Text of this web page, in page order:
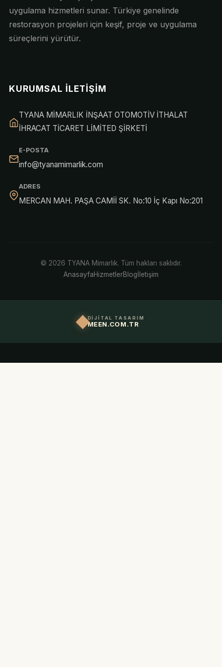
uygulama hizmetleri sunar. Türkiye genelinde
restorasyon projeleri için keşif, proje ve uygulama
süreçlerini yürütür.
KURUMSAL İLETIŞIM
TYANA MİMARLIK İNŞAAT OTOMOTİV İTHALAT
İHRACAT TİCARET LİMİTED ŞİRKETİ
E-POSTA
info@tyanamimarlik.com
ADRES
MERCAN MAH. PAŞA CAMİİ SK. No:10 İç Kapı No:201
© 2026 TYANA Mimarlık. Tüm hakları saklıdır.
AnasayfaHizmetlerBlogİletişim
DİJİTAL TASARIM
MEEN.COM.TR